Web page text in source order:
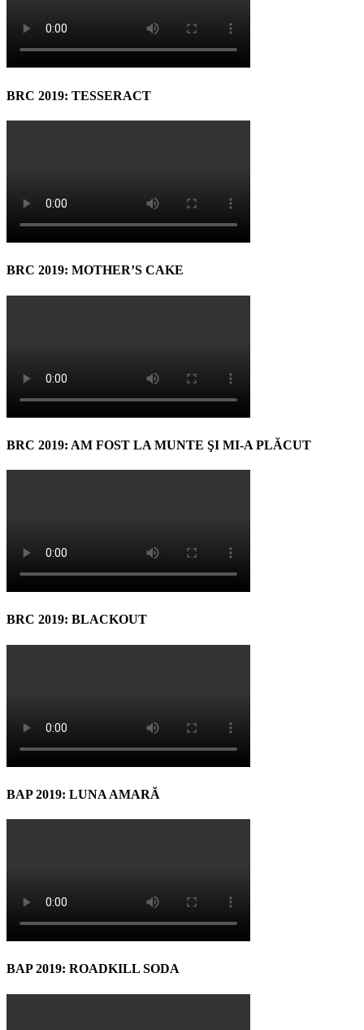
BRC 2019: TESSERACT
BRC 2019: MOTHER’S CAKE
BRC 2019: AM FOST LA MUNTE ŞI MI-A PLĂCUT
BRC 2019: BLACKOUT
BAP 2019: LUNA AMARĂ
BAP 2019: ROADKILL SODA